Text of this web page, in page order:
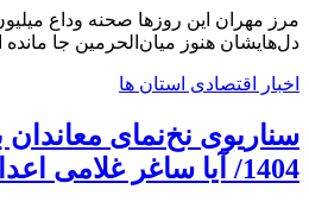
مرز مهران این روزها صحنه وداع
‌دل‌هایشان هنوز میان‌الحرمین جا
اخبار اقتصادی استان ها
سناریوی نخ‌نمای معاندان
1404/ آیا ساغر غلامی اعدام شد؟